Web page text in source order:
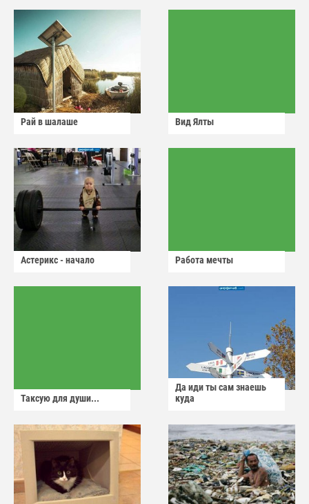
Рай в шалаше Вид Ялты
Астерикс - начало Работа мечты
Таксую для души...
Да иди ты сам знаешь
куда